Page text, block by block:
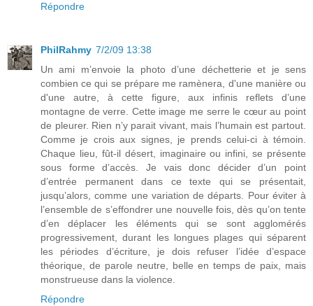
Répondre
PhilRahmy 7/2/09 13:38
Un ami m’envoie la photo d’une déchetterie et je sens
combien ce qui se prépare me ramènera, d'une manière ou
d'une autre, à cette figure, aux infinis reflets d’une
montagne de verre. Cette image me serre le cœur au point
de pleurer. Rien n’y parait vivant, mais l’humain est partout.
Comme je crois aux signes, je prends celui-ci à témoin.
Chaque lieu, fût-il désert, imaginaire ou infini, se présente
sous forme d’accès. Je vais donc décider d’un point
d’entrée permanent dans ce texte qui se présentait,
jusqu’alors, comme une variation de départs. Pour éviter à
l’ensemble de s’effondrer une nouvelle fois, dès qu’on tente
d’en déplacer les éléments qui se sont agglomérés
progressivement, durant les longues plages qui séparent
les périodes d’écriture, je dois refuser l’idée d’espace
théorique, de parole neutre, belle en temps de paix, mais
monstrueuse dans la violence.
Répondre